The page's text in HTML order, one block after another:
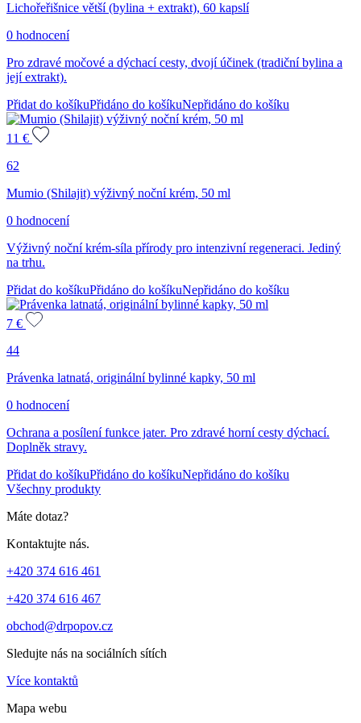
Lichořeřišnice větší (bylina + extrakt), 60 kapslí
0 hodnocení
Pro zdravé močové a dýchací cesty, dvojí účinek (tradiční bylina a
její extrakt).
Přidat do košíkuPřidáno do košíkuNepřidáno do košíku
11 €
62
Mumio (Shilajit) výživný noční krém, 50 ml
0 hodnocení
Výživný noční krém-síla přírody pro intenzivní regeneraci. Jediný
na trhu.
Přidat do košíkuPřidáno do košíkuNepřidáno do košíku
7 €
44
Právenka latnatá, originální bylinné kapky, 50 ml
0 hodnocení
Ochrana a posílení funkce jater. Pro zdravé horní cesty dýchací.
Doplněk stravy.
Přidat do košíkuPřidáno do košíkuNepřidáno do košíku
Všechny produkty
Máte dotaz?
Kontaktujte nás.
+420 374 616 461
+420 374 616 467
obchod@drpopov.cz
Sledujte nás na sociálních sítích
Více kontaktů
Mapa webu